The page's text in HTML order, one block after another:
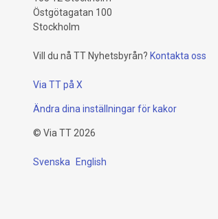
Östgötagatan 100
Stockholm
Vill du nå TT Nyhetsbyrån? Kontakta oss
Via TT på X
Ändra dina inställningar för kakor
© Via TT 2026
Svenska English